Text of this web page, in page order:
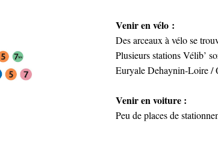
Venir en vélo :
Des arceaux à vélo se
Plusieurs stations Vélib’
Euryale Dehaynin-Loire /
Venir en voiture :
Peu de places de